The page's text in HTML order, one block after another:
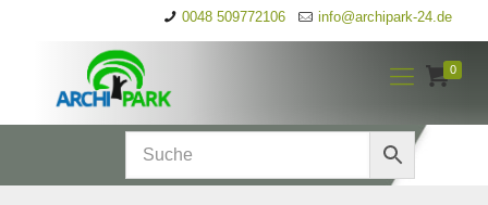
0048 509772106 info@archipark-24.de
0